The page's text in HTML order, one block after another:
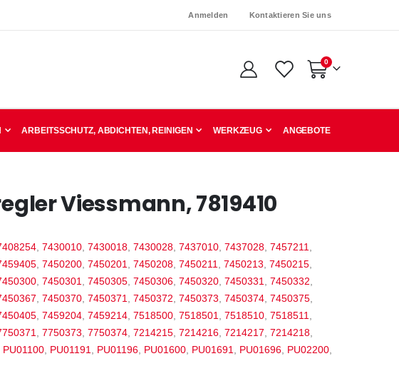
Anmelden Kontaktieren Sie uns
Warenkorb
0Artikel
ARBEITSSCHUTZ, ABDICHTEN, REINIGEN WERKZEUG ANGEBOTE
Viessmann, 7819410
,7430010,7430018,7430028,7437010,7437028,7457211,
,7450200,7450201,7450208,7450211,7450213,7450215,
,7450301,7450305,7450306,7450320,7450331,7450332,
,7450370,7450371,7450372,7450373,7450374,7450375,
,7459204,7459214,7518500,7518501,7518510,7518511,
,7750373,7750374,7214215,7214216,7214217,7214218,
PU01100, PU01191, PU01196, PU01600, PU01691, PU01696, PU02200,